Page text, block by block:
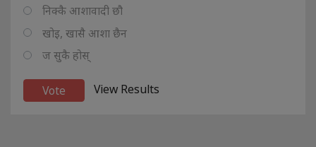
निक्कै आशावादी छौ
खोइ, खासै आशा छैन
ज सुकै होस्
View Results